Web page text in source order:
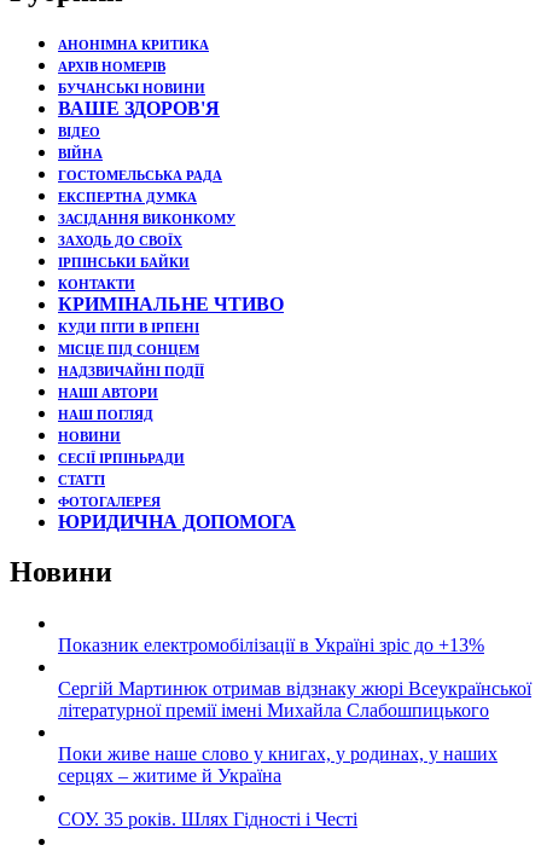
АНОНІМНА КРИТИКА
АРХІВ НОМЕРІВ
БУЧАНСЬКІ НОВИНИ
ВАШЕ ЗДОРОВ'Я
ВІДЕО
ВІЙНА
ГОСТОМЕЛЬСЬКА РАДА
ЕКСПЕРТНА ДУМКА
ЗАСІДАННЯ ВИКОНКОМУ
ЗАХОДЬ ДО СВОЇХ
ІРПІНСЬКИ БАЙКИ
КОНТАКТИ
КРИМІНАЛЬНЕ ЧТИВО
КУДИ ПІТИ В ІРПЕНІ
МІСЦЕ ПІД СОНЦЕМ
НАДЗВИЧАЙНІ ПОДЇЇ
НАШІ АВТОРИ
НАШ ПОГЛЯД
НОВИНИ
СЕСІЇ ІРПІНЬРАДИ
СТАТТІ
ФОТОГАЛЕРЕЯ
ЮРИДИЧНА ДОПОМОГА
Новини
Показник електромобілізації в Україні зріс до +13%
Сергій Мартинюк отримав відзнаку жюрі Всеукраїнської
літературної премії імені Михайла Слабошпицького
Поки живе наше слово у книгах, у родинах, у наших
серцях – житиме й Україна
СОУ. 35 років. Шлях Гідності і Честі